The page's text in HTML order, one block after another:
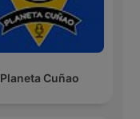
Planeta Cuñao